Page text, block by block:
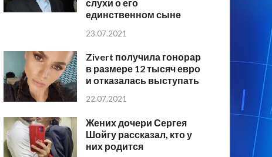
слухи о его
единственном сыне
23.07.2021
Zivert получила гонорар
в размере 12 тысяч евро
и отказалась выступать
22.07.2021
Жених дочери Сергея
Шойгу рассказал, кто у
них родится